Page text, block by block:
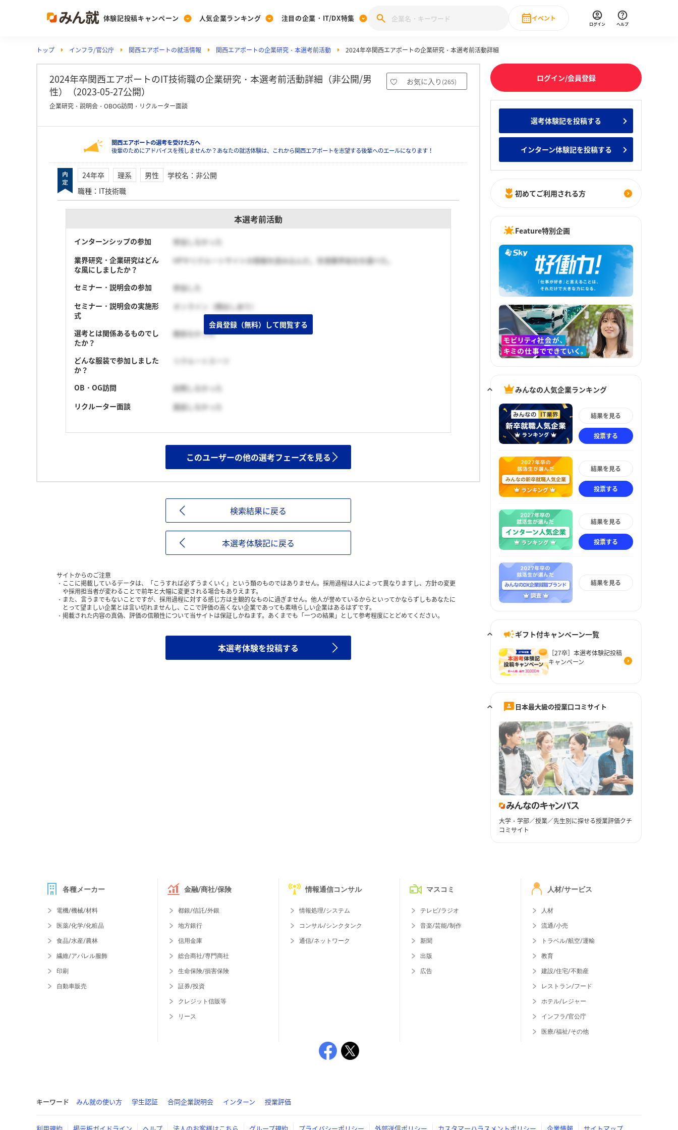
体験記投稿キャンペーン
Post
投稿する
[27卒] 本選考体験記投稿キャンペーン
人気企業ランキング
Ranking
ランキングを見る
みんなのDX企業就職ブランド調査
Vote みんなの新卒就職人気企業ランキング みんなのインターン人気企業ランキ
注目の企業・IT/DX特集
PickUp
注目の企業特集
28卒 IT・DX現場社員インタビュー
動画で知ろう！業界・企業研究
イベント
直近のイベント一覧
ログイン ヘルプ
トップ インフラ/官公庁 関西エアポートの就活情報 関西エアポートの企業研究・本選考前活動 2024年卒関西エアポートの企業研究・本選考前活動詳細
2024年卒関西エアポートのIT技術職の企業研究・本選考前活動詳細（非公開/男
性）（2023-05-27公開）
お気に入り (265)
企業研究・説明会・OBOG訪問・リクルーター面談
関西エアポートの選考を受けた方へ
後輩のためにアドバイスを残しませんか？あなたの就活体験は、これから関西エアポートを志望する後輩へのエールになります！
24年卒 理系 男性 学校名 ： 非公開
職種 ： IT技術職
本選考前活動
インターンシップの参加
参加しなかった
業界研究・企業研究はどん
な風にしましたか？
HPやリクルートサイトの情報を読み込んだ。空港業界各社を調べた。
セミナー・説明会の参加
参加した
セミナー・説明会の実施形
式
オンライン（顔出しあり）
選考とは関係あるものでし
たか？
関係なかった
どんな服装で参加しました
か？
リクルートスーツ
OB・OG訪問
訪問しなかった
リクルーター面談
面談しなかった
会員登録（無料）して閲覧する
このユーザーの他の選考フェーズを見る
検索結果に戻る
本選考体験記に戻る
サイトからのご注意
ここに掲載しているデータは、「こうすれば必ずうまくいく」という類のものではありません。採用過程は人によって異なりますし、方針の変更
や採用担当者が変わることで前年と大幅に変更される場合もありえます。
また、言うまでもないことですが、採用過程に対する感じ方は主観的なものに過ぎません。他人が誉めているからといってかならずしもあなたに
とって望ましい企業とは言い切れませんし、ここで評価の高くない企業であっても素晴らしい企業はあるはずです。
掲載された内容の真偽、評価の信頼性について当サイトは保証しかねます。あくまでも「一つの結果」として参考程度にとどめてください。
本選考体験を投稿する
ログイン/会員登録
選考体験記を投稿する
インターン体験記を投稿する
初めてご利用される方
Feature特別企画
みんなの人気企業ランキング
結果を見る
投票する
結果を見る
投票する
結果を見る
投票する
結果を見る
ギフト付キャンペーン一覧
［27卒］本選考体験記投稿
キャンペーン
日本最大級の授業口コミサイト
大学・学部／授業／先生別に探せる授業評価クチ
コミサイト
各種メーカー
電機/機械/材料
医薬/化学/化粧品
食品/水産/農林
繊維/アパレル服飾
印刷
自動車販売
金融/商社/保険
都銀/信託/外銀
地方銀行
信用金庫
総合商社/専門商社
生命保険/損害保険
証券/投資
クレジット信販等
リース
情報通信コンサル
情報処理/システム
コンサル/シンクタンク
通信/ネットワーク
マスコミ
テレビ/ラジオ
音楽/芸能/制作
新聞
出版
広告
人材/サービス
人材
流通/小売
トラベル/航空/運輸
教育
建設/住宅/不動産
レストラン/フード
ホテル/レジャー
インフラ/官公庁
医療/福祉/その他
キーワード みん就の使い方 学生認証 合同企業説明会 インターン 授業評価